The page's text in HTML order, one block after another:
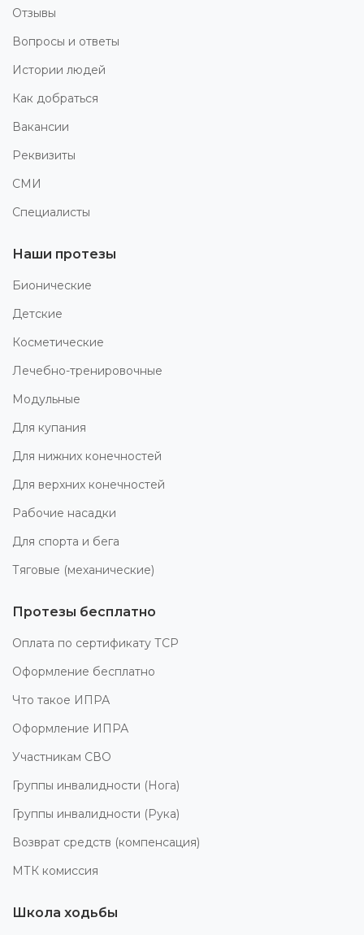
Отзывы
Вопросы и ответы
Истории людей
Как добраться
Вакансии
Реквизиты
СМИ
Специалисты
Наши протезы
Бионические
Детские
Косметические
Лечебно-тренировочные
Модульные
Для купания
Для нижних конечностей
Для верхних конечностей
Рабочие насадки
Для спорта и бега
Тяговые (механические)
Протезы бесплатно
Оплата по сертификату ТСР
Оформление бесплатно
Что такое ИПРА
Оформление ИПРА
Участникам СВО
Группы инвалидности (Нога)
Группы инвалидности (Рука)
Возврат средств (компенсация)
МТК комиссия
Школа ходьбы